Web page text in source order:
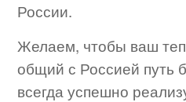
России.
Желаем, чтобы ваш
общий с Россией путь
всегда успешно